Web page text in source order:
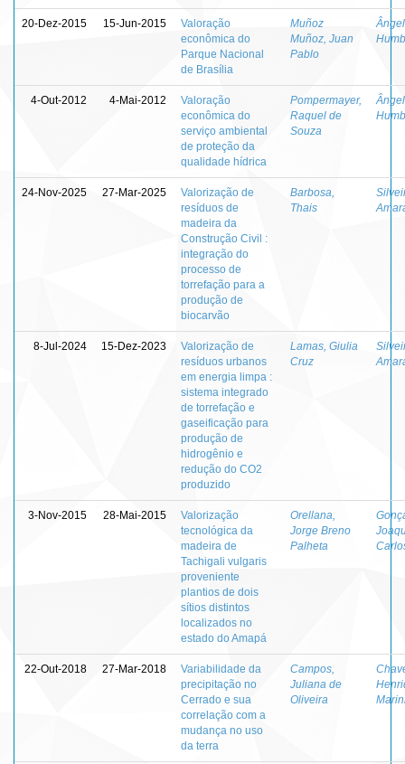
20-Dez-2015 15-Jun-2015
Valoração
econômica do
Parque Nacional
de Brasília
Muñoz
Muñoz, Juan
Pablo
4-Out-2012 4-Mai-2012
Valoração
econômica do
serviço ambiental
de proteção da
qualidade hídrica
Pompermayer,
Raquel de
Souza
24-Nov-2025 27-Mar-2025
Valorização de
resíduos de
madeira da
Construção Civil :
integração do
processo de
torrefação para a
produção de
biocarvão
Barbosa,
Thais
8-Jul-2024 15-Dez-2023
Valorização de
resíduos urbanos
em energia limpa :
sistema integrado
de torrefação e
gaseificação para
produção de
hidrogênio e
redução do CO2
produzido
Lamas, Giulia
Cruz
3-Nov-2015 28-Mai-2015
Valorização
tecnológica da
madeira de
Tachigali vulgaris
proveniente
plantios de dois
sítios distintos
localizados no
estado do Amapá
Orellana,
Jorge Breno
Palheta
22-Out-2018 27-Mar-2018
Variabilidade da
precipitação no
Cerrado e sua
correlação com a
mudança no uso
da terra
Campos,
Juliana de
Oliveira